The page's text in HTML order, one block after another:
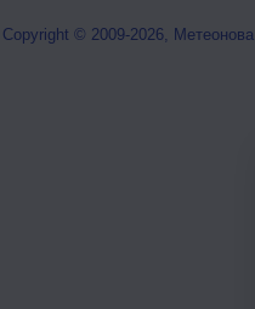
Copyright © 2009-2026, Метеонова